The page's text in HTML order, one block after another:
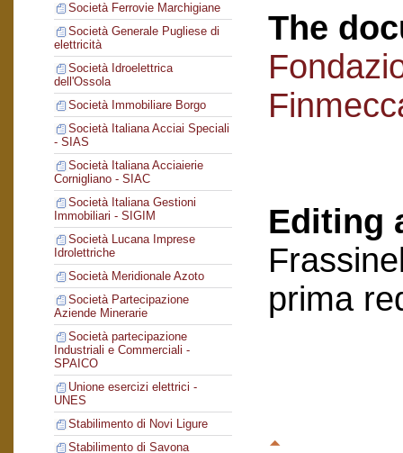
Società Ferrovie Marchigiane
Società Generale Pugliese di
elettricità
Società Idroelettrica
dell'Ossola
Società Immobiliare Borgo
Società Italiana Acciai Speciali
- SIAS
Società Italiana Acciaierie
Cornigliano - SIAC
Società Italiana Gestioni
Immobiliari - SIGIM
Società Lucana Imprese
Idrolettriche
Società Meridionale Azoto
Società Partecipazione
Aziende Minerarie
Società partecipazione
Industriali e Commerciali -
SPAICO
Unione esercizi elettrici -
UNES
Stabilimento di Novi Ligure
Stabilimento di Savona
The
Editing
prima